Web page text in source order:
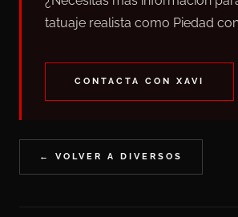
tatuaje realista como Piedad
CONTACTA CON XAVI
← VOLVER A DIVERSOS